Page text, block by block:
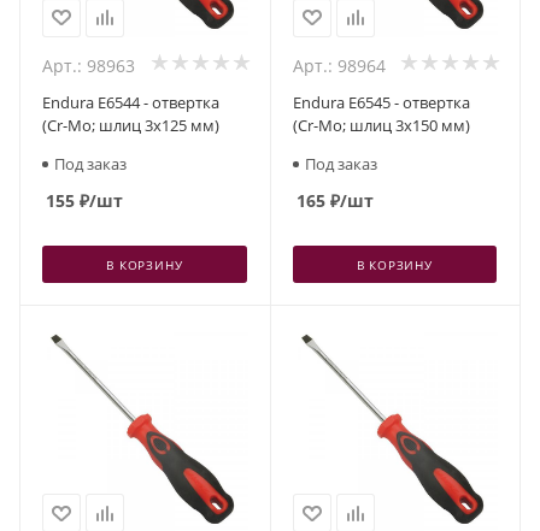
Арт.: 98963
Endura E6544 - отвертка
(Cr-Mo; шлиц 3x125 мм)
Под заказ
155 ₽/шт
В КОРЗИНУ
Арт.: 98964
Endura E6545 - отвертка
(Cr-Mo; шлиц 3x150 мм)
Под заказ
165₽/шт
В КОРЗИНУ